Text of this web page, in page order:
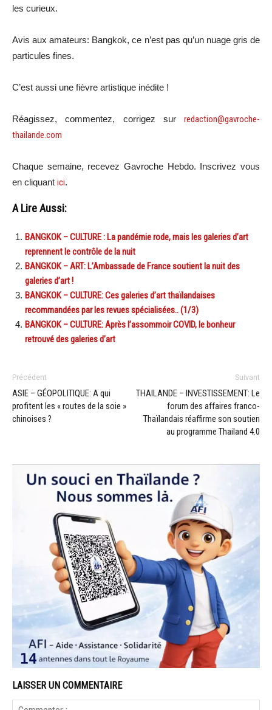
les curieux.
Avis aux amateurs: Bangkok, ce n’est pas qu’un nuage gris de
particules fines.
C’est aussi une fièvre artistique inédite !
Réagissez, commentez, corrigez sur redaction@gavroche-
thailande.com
Chaque semaine, recevez Gavroche Hebdo. Inscrivez vous
en cliquant ici.
A Lire Aussi:
BANGKOK – CULTURE : La pandémie rode, mais les galeries d’art
reprennent le contrôle de la nuit
BANGKOK – ART: L’Ambassade de France soutient la nuit des
galeries d’art !
BANGKOK – CULTURE: Ces galeries d’art thaïlandaises
recommandées par les revues spécialisées.. (1/3)
BANGKOK – CULTURE: Après l’assommoir COVID, le bonheur
retrouvé des galeries d’art
Précédent
ASIE – GÉOPOLITIQUE: A qui
profitent les « routes de la soie »
chinoises ?
Suivant
THAILANDE – INVESTISSEMENT: Le
forum des affaires franco-
Thaïlandais réaffirme son soutien
au programme Thailand 4.0
LAISSER UN COMMENTAIRE